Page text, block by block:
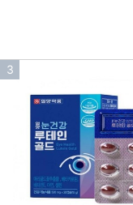
인
3